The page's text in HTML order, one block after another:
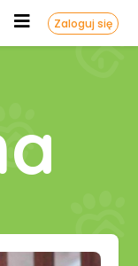
Zaloguj się